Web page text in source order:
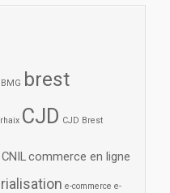
BMG brest
CJD CJD Brest
CNILcommerce en ligne
e-commerce e-